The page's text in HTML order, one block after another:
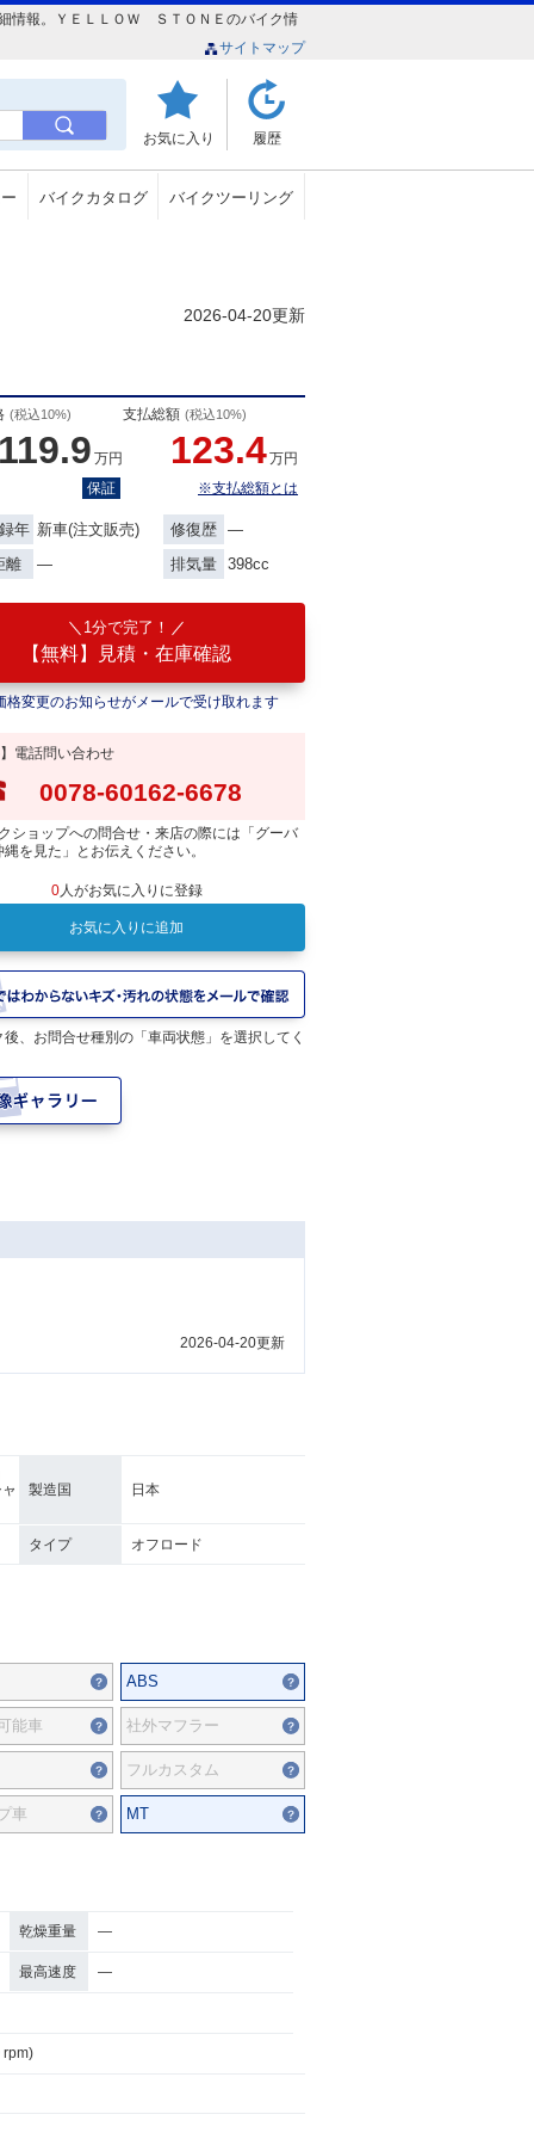
情報。ＹＥＬＬＯＷ ＳＴＯＮＥのバイク情
サイトマップ
お気に入り 履歴
バイクカタログ バイクツーリング
2026-04-20更新
イアングレー
(税込10%)
119.9 万円
保証
支払総額 (税込10%)
123.4万円
※支払総額とは
年 新車(注文販売) 修復歴
―
離
― 排気量 398cc
1分で完了！
【無料】見積・在庫確認
格変更のお知らせがメールで受け取れます
】電話問い合わせ
0078-60162-6678
ショップへの問合せ・来店の際には「グーバ
縄を見た」とお伝えください。
0人がお気に入りに登録
お気に入りに追加
後、お問合せ種別の「車両状態」を選択してく
2026-04-20更新
製造国 日本
タイプ オフロード
ABS
能車 社外マフラー
フルカスタム
車 MT
乾燥重量 ―
最高速度 ―
rpm)